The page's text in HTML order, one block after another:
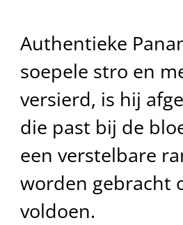
Authentieke
soepele stro en
versierd, is hij
die past bij de
een verstelbare
worden gebracht
voldoen.